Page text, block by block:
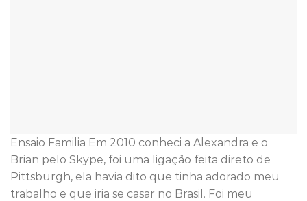
Ensaio Familia Em 2010 conheci a Alexandra e o
Brian pelo Skype, foi uma ligação feita direto de
Pittsburgh, ela havia dito que tinha adorado meu
trabalho e que iria se casar no Brasil. Foi meu